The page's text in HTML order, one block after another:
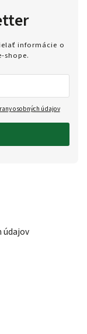
údajov
informácie o
shope.
osobných údajov